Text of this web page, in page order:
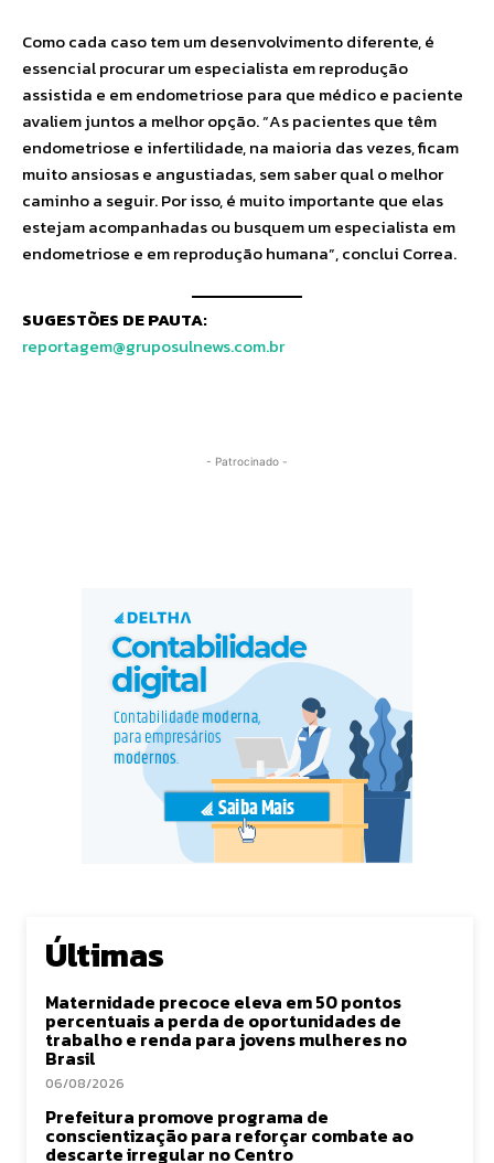
Como cada caso tem um desenvolvimento diferente, é
essencial procurar um especialista em reprodução
assistida e em endometriose para que médico e paciente
avaliem juntos a melhor opção. “As pacientes que têm
endometriose e infertilidade, na maioria das vezes, ficam
muito ansiosas e angustiadas, sem saber qual o melhor
caminho a seguir. Por isso, é muito importante que elas
estejam acompanhadas ou busquem um especialista em
endometriose e em reprodução humana”, conclui Correa.
SUGESTÕES DE PAUTA:
reportagem@gruposulnews.com.br
- Patrocinado -
Últimas
Maternidade precoce eleva em 50 pontos
percentuais a perda de oportunidades de
trabalho e renda para jovens mulheres no
Brasil
06/08/2026
Prefeitura promove programa de
conscientização para reforçar combate ao
descarte irregular no Centro